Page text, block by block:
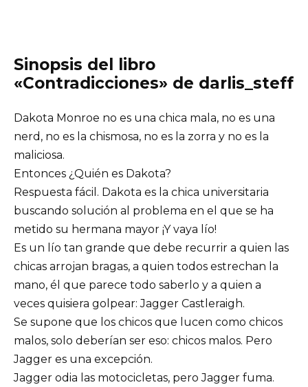
Sinopsis del libro
«Contradicciones» de darlis_steff
Dakota Monroe no es una chica mala, no es una
nerd, no es la chismosa, no es la zorra y no es la
maliciosa.
Entonces ¿Quién es Dakota?
Respuesta fácil. Dakota es la chica universitaria
buscando solución al problema en el que se ha
metido su hermana mayor ¡Y vaya lío!
Es un lío tan grande que debe recurrir a quien las
chicas arrojan bragas, a quien todos estrechan la
mano, él que parece todo saberlo y a quien a
veces quisiera golpear: Jagger Castleraigh.
Se supone que los chicos que lucen como chicos
malos, solo deberían ser eso: chicos malos. Pero
Jagger es una excepción.
Jagger odia las motocicletas, pero Jagger fuma.